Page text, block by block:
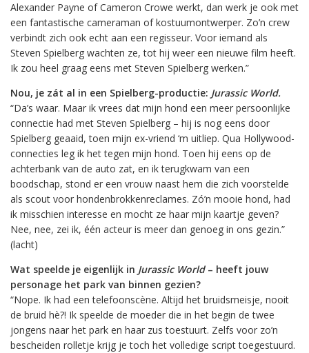
Alexander Payne of Cameron Crowe werkt, dan werk je ook met
een fantastische cameraman of kostuumontwerper. Zo’n crew
verbindt zich ook echt aan een regisseur. Voor iemand als
Steven Spielberg wachten ze, tot hij weer een nieuwe film heeft.
Ik zou heel graag eens met Steven Spielberg werken.”
Nou, je zát al in een Spielberg-productie: Jurassic World.
“Da’s waar. Maar ik vrees dat mijn hond een meer persoonlijke
connectie had met Steven Spielberg – hij is nog eens door
Spielberg geaaid, toen mijn ex-vriend ‘m uitliep. Qua Hollywood-
connecties leg ik het tegen mijn hond. Toen hij eens op de
achterbank van de auto zat, en ik terugkwam van een
boodschap, stond er een vrouw naast hem die zich voorstelde
als scout voor hondenbrokkenreclames. Zó’n mooie hond, had
ik misschien interesse en mocht ze haar mijn kaartje geven?
Nee, nee, zei ik, één acteur is meer dan genoeg in ons gezin.”
(lacht)
Wat speelde je eigenlijk in Jurassic World– heeft jouw
personage het park van binnen gezien?
“Nope. Ik had een telefoonscène. Altijd het bruidsmeisje, nooit
de bruid hè?! Ik speelde de moeder die in het begin de twee
jongens naar het park en haar zus toestuurt. Zelfs voor zo’n
bescheiden rolletje krijg je toch het volledige script toegestuurd.